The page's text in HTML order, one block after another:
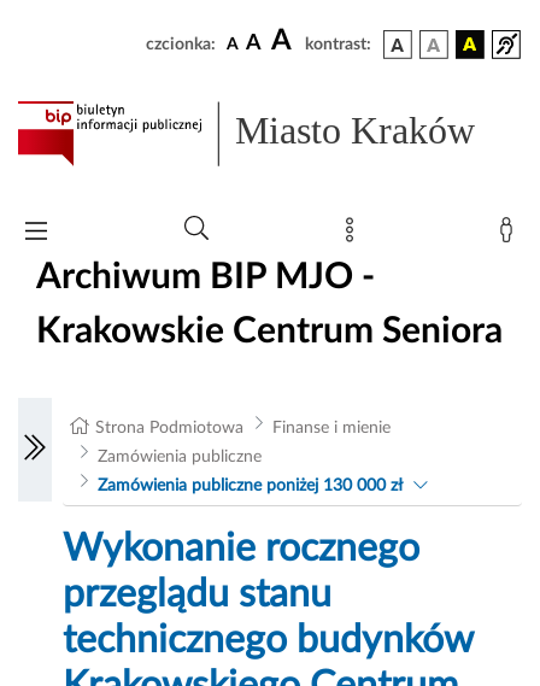
czcionka: A A A kontrast:
Miasto Kraków
Archiwum BIP MJO -
Krakowskie Centrum Seniora
Strona Podmiotowa
Finanse i mienie
Zamówienia publiczne
Zamówienia publiczne poniżej 130 000 zł
Wykonanie rocznego
przeglądu stanu
technicznego budynków